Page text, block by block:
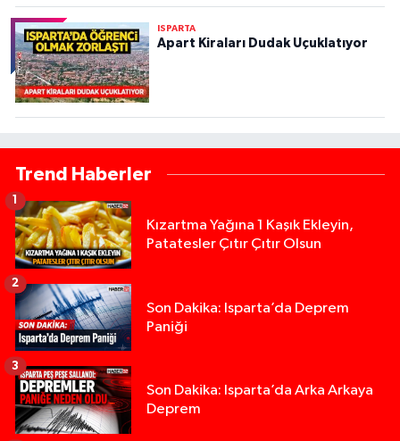
ISPARTA
Apart Kiraları Dudak Uçuklatıyor
Trend Haberler
Kızartma Yağına 1 Kaşık Ekleyin,
Patatesler Çıtır Çıtır Olsun
1
Son Dakika: Isparta’da Deprem
Paniği
2
Son Dakika: Isparta’da Arka Arkaya
Deprem
3